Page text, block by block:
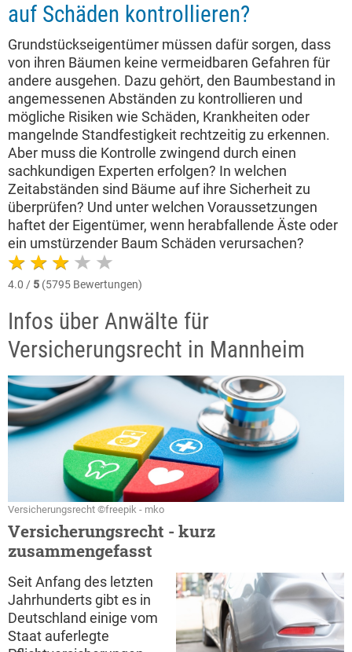
auf Schäden kontrollieren?
Grundstückseigentümer müssen dafür sorgen, dass
von ihren Bäumen keine vermeidbaren Gefahren für
andere ausgehen. Dazu gehört, den Baumbestand in
angemessenen Abständen zu kontrollieren und
mögliche Risiken wie Schäden, Krankheiten oder
mangelnde Standfestigkeit rechtzeitig zu erkennen.
Aber muss die Kontrolle zwingend durch einen
sachkundigen Experten erfolgen? In welchen
Zeitabständen sind Bäume auf ihre Sicherheit zu
überprüfen? Und unter welchen Voraussetzungen
haftet der Eigentümer, wenn herabfallende Äste oder
ein umstürzender Baum Schäden verursachen?
4.0 / 5 (5795 Bewertungen)
Infos über Anwälte für
Versicherungsrecht in Mannheim
Versicherungsrecht ©freepik - mko
Versicherungsrecht - kurz
zusammengefasst
Seit Anfang des letzten
Jahrhunderts gibt es in
Deutschland einige vom
Staat auferlegte